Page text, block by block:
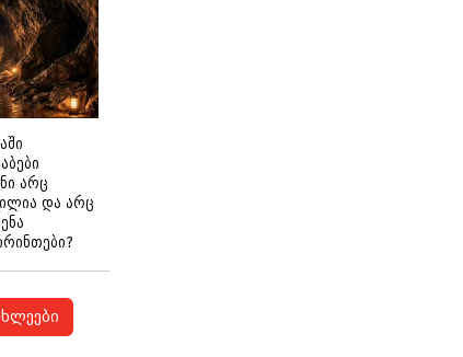
არც
და არც